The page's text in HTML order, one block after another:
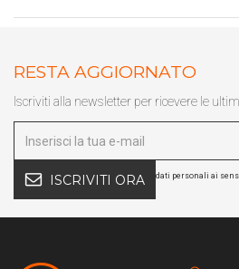
RESTA AGGIORNATO
Iscriviti alla newsletter per ricevere le
ISCRIVITI ORA dati personali ai